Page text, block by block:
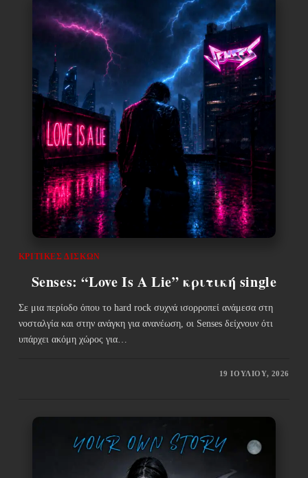
ΚΡΙΤΙΚΈΣ ΔΊΣΚΩΝ
Senses: “Love Is A Lie” κριτική single
Σε μια περίοδο όπου το hard rock συχνά ισορροπεί ανάμεσα στη
νοσταλγία και στην ανάγκη για ανανέωση, οι Senses δείχνουν ότι
υπάρχει ακόμη χώρος για…
19 ΙΟΥΛΊΟΥ, 2026